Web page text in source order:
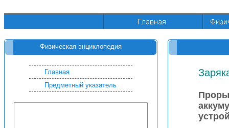
Физическая энциклопедия
Главная
Предметный указатель